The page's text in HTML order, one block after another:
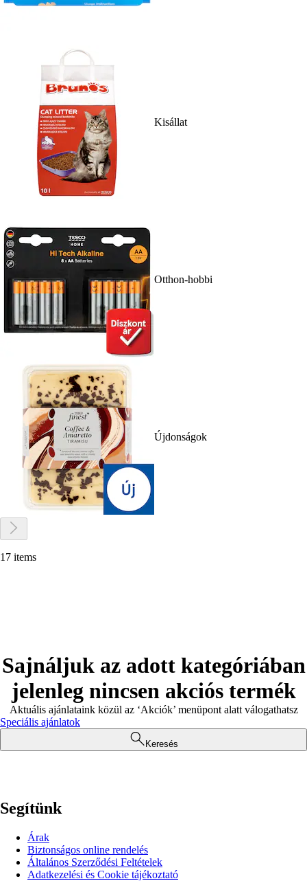
Kisállat
Otthon-hobbi
Újdonságok
17 items
Sajnáljuk az adott kategóriában
jelenleg nincsen akciós termék
Aktuális ajánlataink közül az ‘Akciók’ menüpont alatt válogathatsz
Speciális ajánlatok
Keresés
Segítünk
Árak
Biztonságos online rendelés
Általános Szerződési Feltételek
Adatkezelési és Cookie tájékoztató